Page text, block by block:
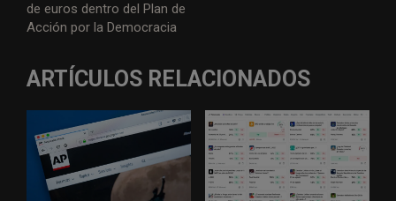
de euros dentro del Plan de
Acción por la Democracia
ARTÍCULOS RELACIONADOS